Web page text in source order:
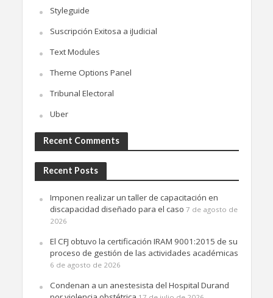
Styleguide
Suscripción Exitosa a iJudicial
Text Modules
Theme Options Panel
Tribunal Electoral
Uber
Recent Comments
Recent Posts
Imponen realizar un taller de capacitación en
discapacidad diseñado para el caso 7 de agosto de
2026
El CFJ obtuvo la certificación IRAM 9001:2015 de su
proceso de gestión de las actividades académicas
6 de agosto de 2026
Condenan a un anestesista del Hospital Durand